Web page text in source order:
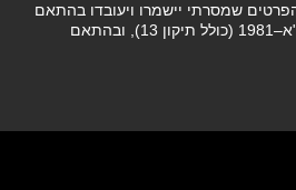
שמסרתי יישמרו ויעובדו בהתאם
לחוק הגנת הפרטיות, התשמ"א–1981 (כולל תיקון 13), ובהתאם